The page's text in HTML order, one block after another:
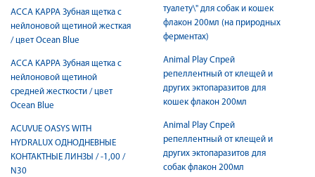
ACCA KAPPA Зубная щетка с
нейлоновой щетиной жесткая
/ цвет Ocean Blue
ACCA KAPPA Зубная щетка с
нейлоновой щетиной
средней жесткости / цвет
Ocean Blue
ACUVUE OASYS WITH
HYDRALUX ОДНОДНЕВНЫЕ
КОНТАКТНЫЕ ЛИНЗЫ / -1,00 /
N30
туалету\" для собак и кошек
флакон 200мл (на природных
ферментах)
Animal Play Спрей
репеллентный от клещей и
других эктопаразитов для
кошек флакон 200мл
Animal Play Спрей
репеллентный от клещей и
других эктопаразитов для
собак флакон 200мл